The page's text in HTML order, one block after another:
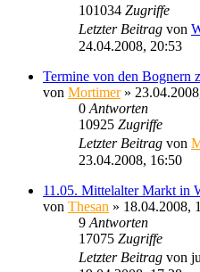
101034 Zugriffe
Letzter Beitrag von
24.04.2008, 20:53
Termine von den Bognern
von Mortimer»
0Antworten
10925 Zugriffe
Letzter Beitrag von
23.04.2008, 16:50
11.05. Mittelalter Markt in
von Thesan » 18.04.2008,
9Antworten
17075 Zugriffe
Letzter Beitrag von